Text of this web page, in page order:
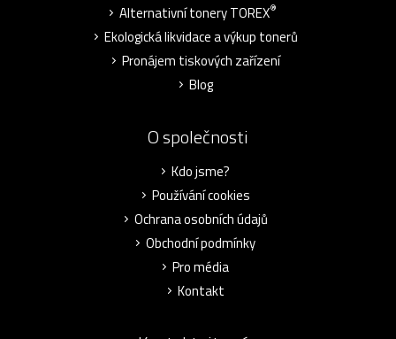
Alternativní tonery TOREX®
Ekologická likvidace a výkup tonerů
Pronájem tiskových zařízení
Blog
O společnosti
Kdo jsme?
Používání cookies
Ochrana osobních údajů
Obchodní podmínky
Pro média
Kontakt